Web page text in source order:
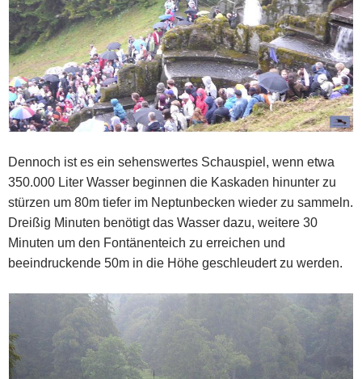
Dennoch ist es ein sehenswertes Schauspiel, wenn etwa
350.000 Liter Wasser beginnen die Kaskaden hinunter zu
stürzen um 80m tiefer im Neptunbecken wieder zu sammeln.
Dreißig Minuten benötigt das Wasser dazu, weitere 30
Minuten um den Fontänenteich zu erreichen und
beeindruckende 50m in die Höhe geschleudert zu werden.